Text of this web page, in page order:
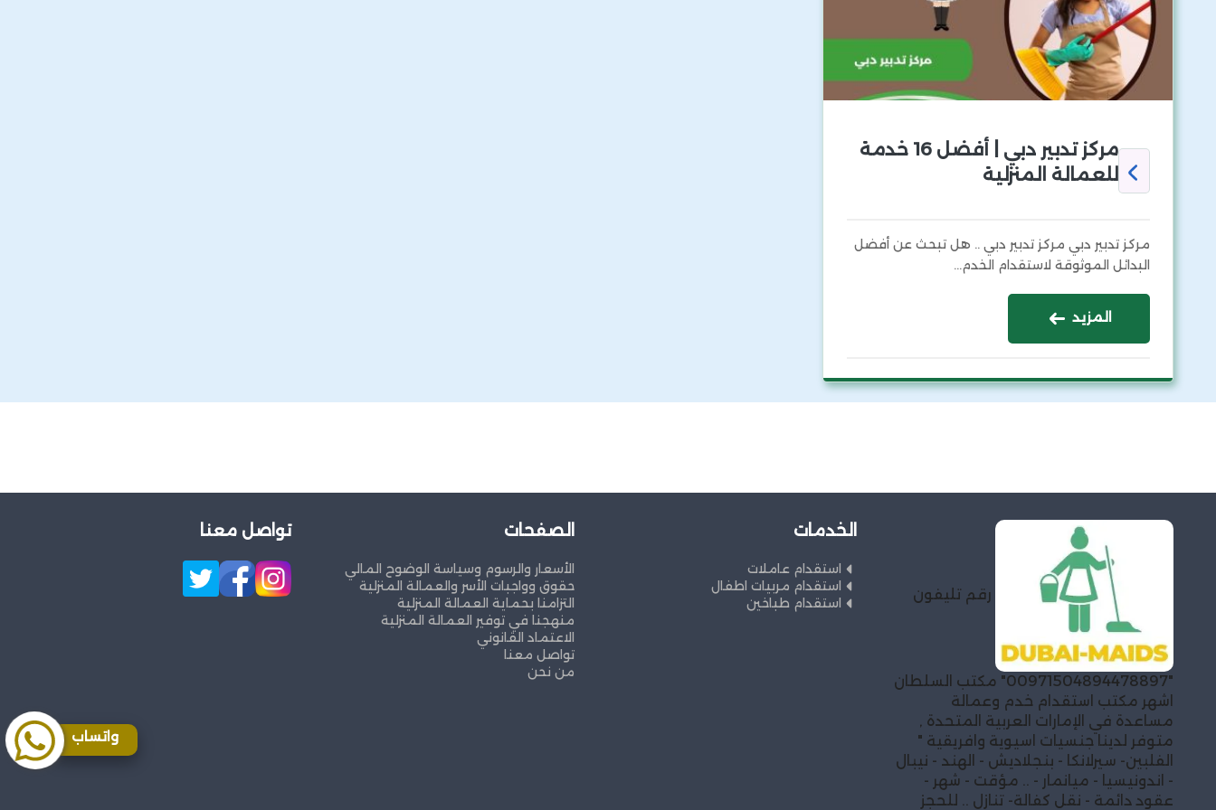
مركز تدبير دبي | أفضل 16 خدمة
للعمالة المنزلية
مركز تدبير دبي مركز تدبير دبي .. هل تبحث عن أفضل
البدائل الموثوقة لاستقدام الخدم…
المزيد
رقم تليفون
"00971504894478897" مكتب السلطان
اشهر مكتب استقدام خدم وعمالة
مساعدة في الإمارات العربية المتحدة ,
متوفر لدينا جنسيات اسيوية وافريقية "
الفلبين- سيرلانكا - بنجلاديش - الهند - نيبال
- اندونيسيا - ميانمار - .. مؤقت - شهر -
عقود دائمة - نقل كفالة- تنازل .. للحجز
الخدمات
استقدام عاملات
استقدام مربيات اطفال
استقدام طباخين
الصفحات
الأسعار والرسوم وسياسة الوضوح المالي
حقوق وواجبات الأسر والعمالة المنزلية
التزامنا بحماية العمالة المنزلية
منهجنا في توفير العمالة المنزلية
الاعتماد القانوني
تواصل معنا
من نحن
تواصل معنا
واتساب